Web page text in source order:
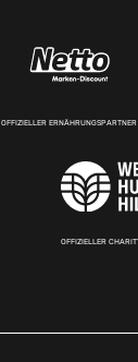
OFFIZIELLER ERNÄHRUNGSPARTNER
OFFIZIELLER